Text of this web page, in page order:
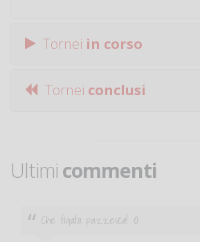
Tornei in corso
Tornei conclusi
Ultimi commenti
Ciao. Sono a Treviglio da poco e vorrei
giocare. Se sei in zona e puoi giocare